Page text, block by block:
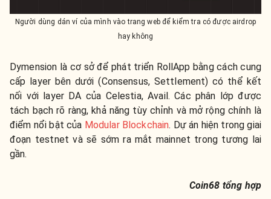
Người dùng dán ví của mình vào trang web để kiểm tra có được airdrop
hay không
Dymension là cơ sở để phát triển RollApp bằng cách cung
cấp layer bên dưới (Consensus, Settlement) có thể kết
nối với layer DA của Celestia, Avail. Các phân lớp được
tách bạch rõ ràng, khả năng tùy chỉnh và mở rộng chính là
điểm nổi bật của Modular Blockchain. Dự án hiện trong giai
đoạn testnet và sẽ sớm ra mắt mainnet trong tương lai
gần.
Coin68 tổng hợp